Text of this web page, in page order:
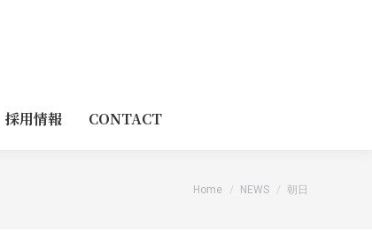
採用情報 CONTACT
You are here:
Home NEWS 朝日